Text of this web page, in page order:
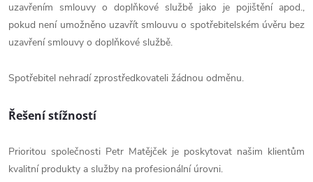
uzavřením smlouvy o doplňkové službě jako je pojištění apod.,
pokud není umožněno uzavřít smlouvu o spotřebitelském úvěru bez
uzavření smlouvy o doplňkové službě.
Spotřebitel nehradí zprostředkovateli žádnou odměnu.
Řešení stížností
Prioritou společnosti Petr Matějček je poskytovat našim klientům
kvalitní produkty a služby na profesionální úrovni.